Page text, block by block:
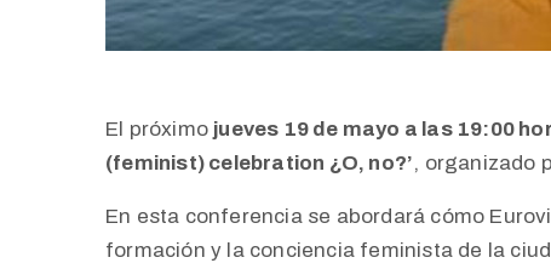
El próximo jueves 19 de mayo a las 19:00
(feminist) celebration ¿O, no?’, organizado
En esta conferencia se abordará cómo
formación y la conciencia feminista de la